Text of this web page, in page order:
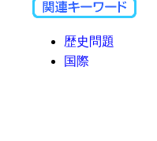
歴史問題
国際